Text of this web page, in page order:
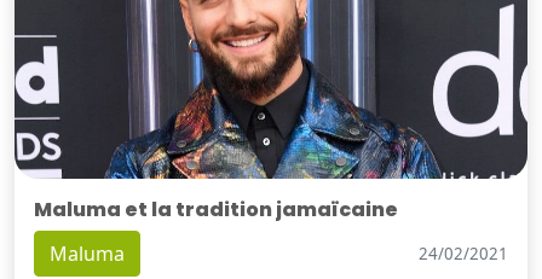
Maluma et la tradition jamaïcaine
Maluma 24/02/2021